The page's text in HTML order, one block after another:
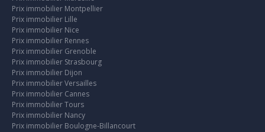
Prix immobilier Montpellier
Prix immobilier Lille
Prix immobilier Nice
Prix immobilier Rennes
Prix immobilier Grenoble
Prix immobilier Strasbourg
Prix immobilier Dijon
Prix immobilier Versailles
Prix immobilier Cannes
Prix immobilier Tours
Prix immobilier Nancy
Prix immobilier Boulogne-Billancourt